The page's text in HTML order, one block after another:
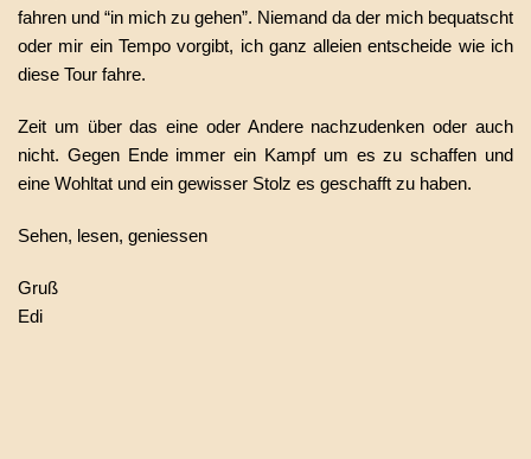
fahren und “in mich zu gehen”. Niemand da der mich bequatscht
oder mir ein Tempo vorgibt, ich ganz alleien entscheide wie ich
diese Tour fahre.
Zeit um über das eine oder Andere nachzudenken oder auch
nicht. Gegen Ende immer ein Kampf um es zu schaffen und
eine Wohltat und ein gewisser Stolz es geschafft zu haben.
Sehen, lesen, geniessen
Gruß
Edi